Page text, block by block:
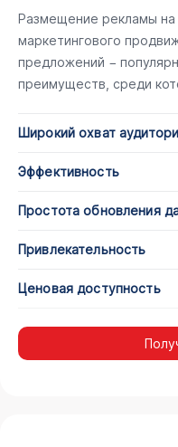
Размещение рекламы на
маркетингового
предложений −
преимуществ, среди
Широкий охват
Эффективность
Простота обновления
Привлекательность
Ценовая доступность